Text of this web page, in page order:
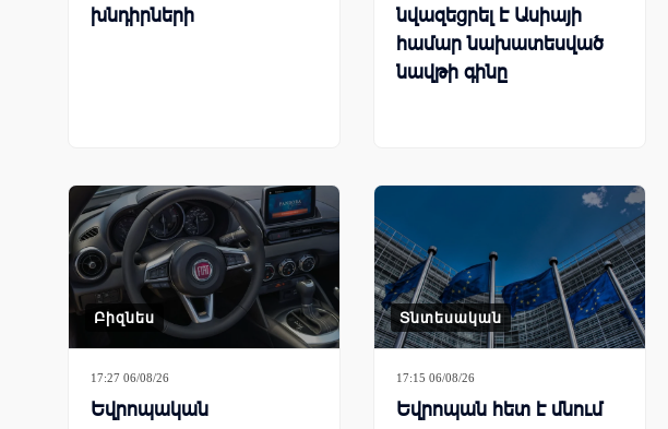
խնդիրների
նվազեցրել է Ասիայի
համար նախատեսված
նավթի գինը
Բիզնես
17:27 06/08/26
Եվրոպական
Տնտեսական
17:15 06/08/26
Եվրոպան հետ է մնում